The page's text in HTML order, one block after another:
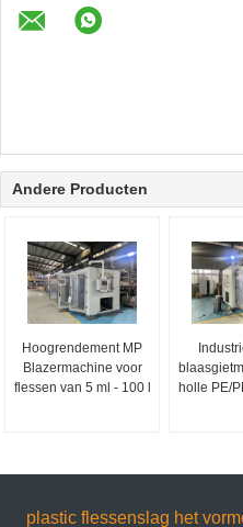
Andere Producten
Hoogrendement MP
Blazermachine voor
flessen van 5 ml - 100 l
holle PE/
plastic flessenslag het